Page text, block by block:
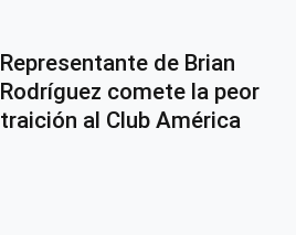
Representante de Brian
Rodríguez comete la peor
traición al Club América